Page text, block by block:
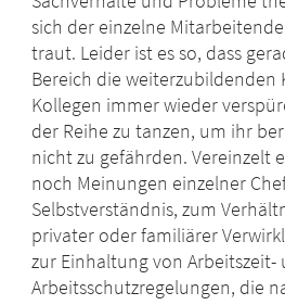
sich der einzelne
traut. Leider ist es so, dass
Bereich die weiterzubildenden
Kollegen immer wieder
der Reihe zu tanzen, um ihr
nicht zu gefährden. Vereinzelt
noch Meinungen einzelner
Selbstverständnis, zum
privater oder familiärer
zur Einhaltung von Arbeitszeit-
Arbeitsschutzregelungen, die